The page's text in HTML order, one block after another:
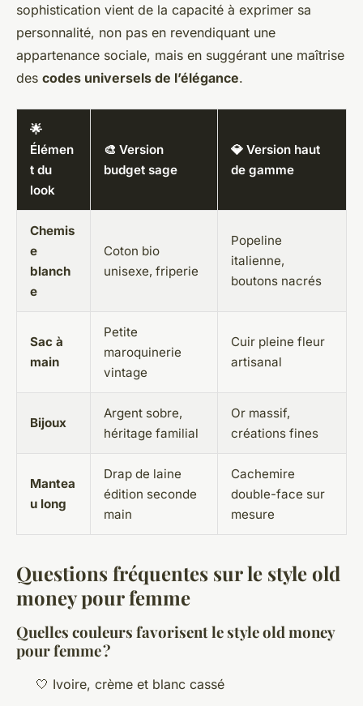
sophistication vient de la capacité à exprimer sa
personnalité, non pas en revendiquant une
appartenance sociale, mais en suggérant une maîtrise
des codes universels de l’élégance.
🌟
Élémen
t du
look
🎨 Version
budget sage
💎 Version haut
de gamme
Chemis
e
blanch
e
Coton bio
unisexe, friperie
Popeline
italienne,
boutons nacrés
Sac à
main
Petite
maroquinerie
vintage
Cuir pleine fleur
artisanal
Bijoux
Argent sobre,
héritage familial
Or massif,
créations fines
Mantea
u long
Drap de laine
édition seconde
main
Cachemire
double-face sur
mesure
Questions fréquentes sur le style old
money pour femme
Quelles couleurs favorisent le style old money
pour femme ?
🤍 Ivoire, crème et blanc cassé